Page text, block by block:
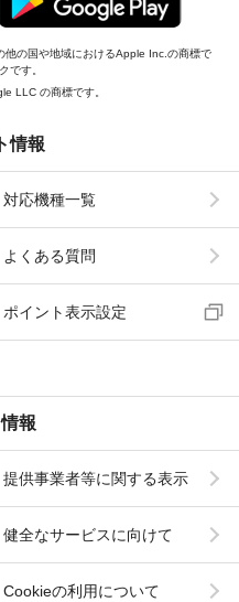
の国や地域におけるApple Inc.の商標で
です。
LLC の商標です。
情報
対応機種一覧
よくある質問
ポイント表示設定
報
提供事業者等に関する表示
健全なサービスに向けて
Cookieの利用について